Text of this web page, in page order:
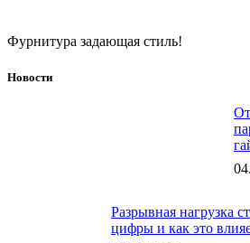
Фурнитура задающая стиль!
Новости
Разрывная нагрузка
цифры и как это